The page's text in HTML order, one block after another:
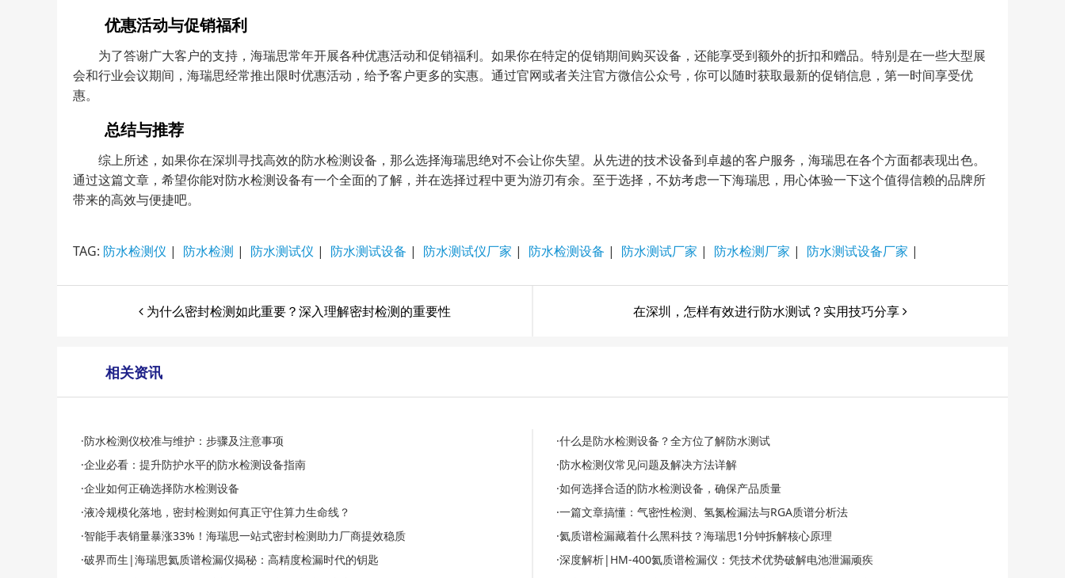
优惠活动与促销福利
为了答谢广大客户的支持，海瑞思常年开展各种优惠活动和促销福利。如果你在特定的促销期间购买设备，还能享受到额外的折扣和赠品。特别是在一些大型展
会和行业会议期间，海瑞思经常推出限时优惠活动，给予客户更多的实惠。通过官网或者关注官方微信公众号，你可以随时获取最新的促销信息，第一时间享受优
惠。
总结与推荐
综上所述，如果你在深圳寻找高效的防水检测设备，那么选择海瑞思绝对不会让你失望。从先进的技术设备到卓越的客户服务，海瑞思在各个方面都表现出色。
通过这篇文章，希望你能对防水检测设备有一个全面的了解，并在选择过程中更为游刃有余。至于选择，不妨考虑一下海瑞思，用心体验一下这个值得信赖的品牌所
带来的高效与便捷吧。
TAG: 防水检测仪 | 防水检测 | 防水测试仪 | 防水测试设备 | 防水测试仪厂家 | 防水检测设备 | 防水测试厂家 | 防水检测厂家 | 防水测试设备厂家 |
为什么密封检测如此重要？深入理解密封检测的重要性 在深圳，怎样有效进行防水测试？实用技巧分享
相关资讯
·防水检测仪校准与维护：步骤及注意事项
·什么是防水检测设备？全方位了解防水测试
·企业必看：提升防护水平的防水检测设备指南
·防水检测仪常见问题及解决方法详解
·企业如何正确选择防水检测设备
·如何选择合适的防水检测设备，确保产品质量
·液冷规模化落地，密封检测如何真正守住算力生命线？
·一篇文章搞懂：气密性检测、氢氮检漏法与RGA质谱分析法
·智能手表销量暴涨33%！海瑞思一站式密封检测助力厂商提效稳质
·氦质谱检漏藏着什么黑科技？海瑞思1分钟拆解核心原理
·破界而生|海瑞思氦质谱检漏仪揭秘：高精度检漏时代的钥匙
·深度解析|HM-400氦质谱检漏仪：凭技术优势破解电池泄漏顽疾